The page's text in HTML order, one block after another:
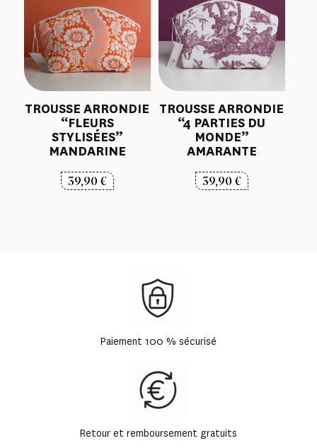
TROUSSE ARRONDIE
“FLEURS
STYLISÉES”
MANDARINE
39,90€
TROUSSE ARRONDIE
“4 PARTIES DU
MONDE”
AMARANTE
39,90€
Paiement 100 % sécurisé
Retour et remboursement gratuits